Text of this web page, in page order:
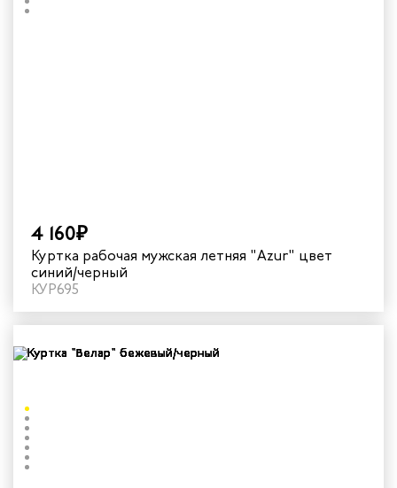
4 160₽
Куртка рабочая мужская летняя "Azur" цвет
синий/черный
КУР695